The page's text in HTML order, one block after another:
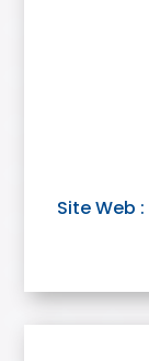
Site Web :